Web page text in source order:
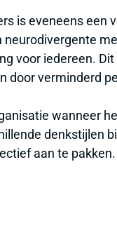
is eveneens een
voor iedereen.
door verminderd
wanneer
denkstijlen
aan te pakken.